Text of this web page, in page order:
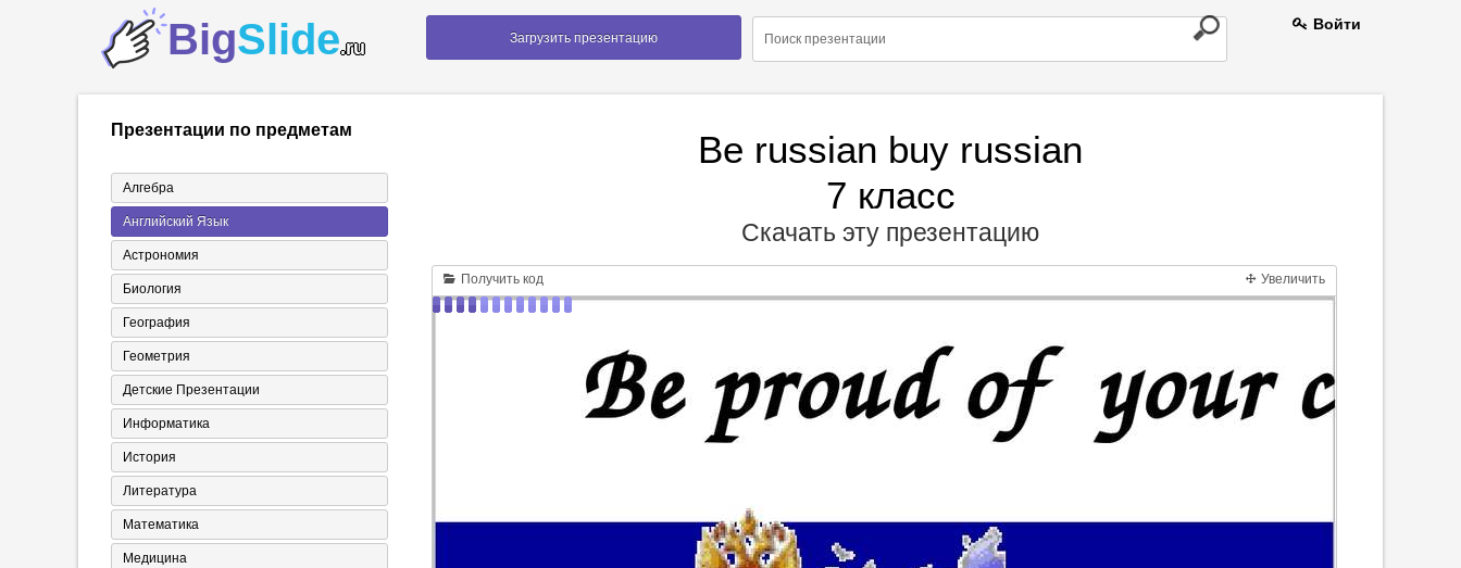
BigSlide.ru Загрузить презентацию
Войти
Презентации по предметам
Алгебра
Английский Язык
Астрономия
Биология
География
Геометрия
Детские Презентации
Информатика
История
Литература
Математика
Медицина
Be russian buy russian
7 класс
Скачать эту презентацию
Получить код Увеличить